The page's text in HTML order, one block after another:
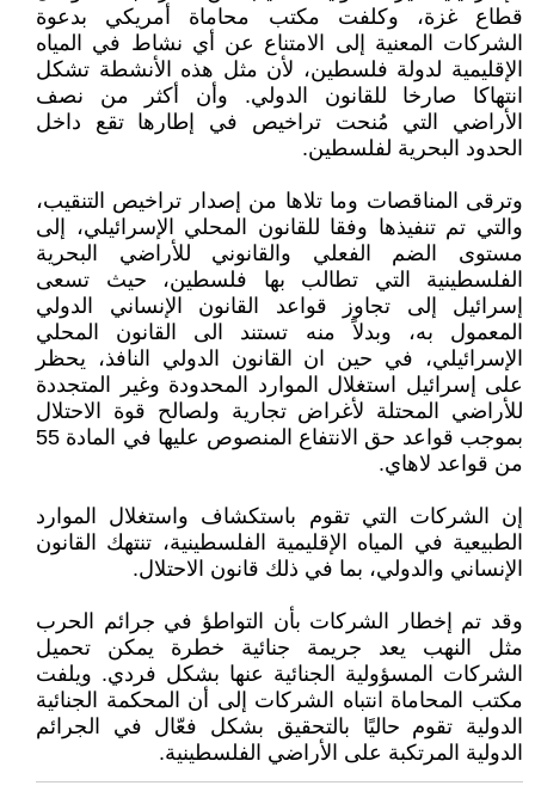
قطاع غزة، وكلفت مكتب محاماة أمريكي بدعوة
الشركات المعنية إلى الامتناع عن أي نشاط في المياه
الإقليمية لدولة فلسطين، لأن مثل هذه الأنشطة تشكل
انتهاكا صارخا للقانون الدولي. وأن أكثر من نصف
الأراضي التي مُنحت تراخيص في إطارها تقع داخل
الحدود البحرية لفلسطين.
وترقى المناقصات وما تلاها من إصدار تراخيص التنقيب،
والتي تم تنفيذها وفقا للقانون المحلي الإسرائيلي، إلى
مستوى الضم الفعلي والقانوني للأراضي البحرية
الفلسطينية التي تطالب بها فلسطين، حيث تسعى
إسرائيل إلى تجاوز قواعد القانون الإنساني الدولي
المعمول به، وبدلاً منه تستند الى القانون المحلي
الإسرائيلي، في حين ان القانون الدولي النافذ، يحظر
على إسرائيل استغلال الموارد المحدودة وغير المتجددة
للأراضي المحتلة لأغراض تجارية ولصالح قوة الاحتلال
بموجب قواعد حق الانتفاع المنصوص عليها في المادة 55
من قواعد لاهاي.
إن الشركات التي تقوم باستكشاف واستغلال الموارد
الطبيعية في المياه الإقليمية الفلسطينية، تنتهك القانون
الإنساني والدولي، بما في ذلك قانون الاحتلال.
وقد تم إخطار الشركات بأن التواطؤ في جرائم الحرب
مثل النهب يعد جريمة جنائية خطرة يمكن تحميل
الشركات المسؤولية الجنائية عنها بشكل فردي. ويلفت
مكتب المحاماة انتباه الشركات إلى أن المحكمة الجنائية
الدولية تقوم حاليًا بالتحقيق بشكل فعّال في الجرائم
الدولية المرتكبة على الأراضي الفلسطينية.